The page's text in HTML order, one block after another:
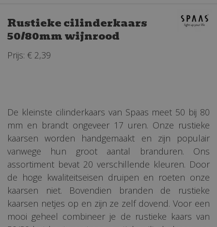
Rustieke cilinderkaars
50/80mm wijnrood
Prijs: € 2,39
De kleinste cilinderkaars van Spaas meet 50 bij 80
mm en brandt ongeveer 17 uren. Onze rustieke
kaarsen worden handgemaakt en zijn populair
vanwege hun groot aantal branduren. Ons
assortiment bevat 20 verschillende kleuren. Door
de hoge kwaliteitseisen druipen en roeten onze
kaarsen niet. Bovendien branden de rustieke
kaarsen netjes op en zijn ze zelf dovend. Voor een
mooi geheel combineer je de rustieke kaars van